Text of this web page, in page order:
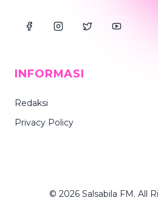
INFORMASI
Redaksi
Privacy Policy
© 2026 Salsabila FM. All